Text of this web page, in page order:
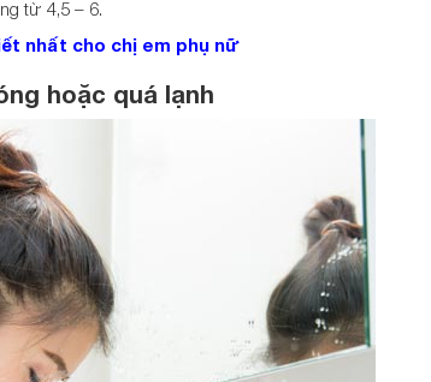
từ 4,5 – 6.
nhất cho chị em phụ nữ
hoặc quá lạnh